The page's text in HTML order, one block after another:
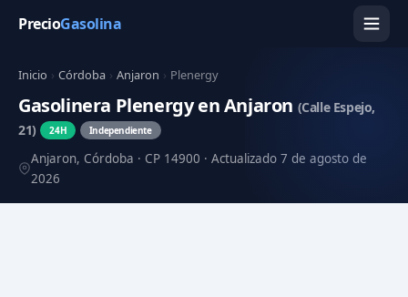
PrecioGasolina
Inicio › Córdoba › Anjaron › Plenergy
Gasolinera Plenergy en Anjaron (Calle Espejo,
21)
24H Independiente
Anjaron, Córdoba · CP 14900 · Actualizado 7 de agosto de
2026